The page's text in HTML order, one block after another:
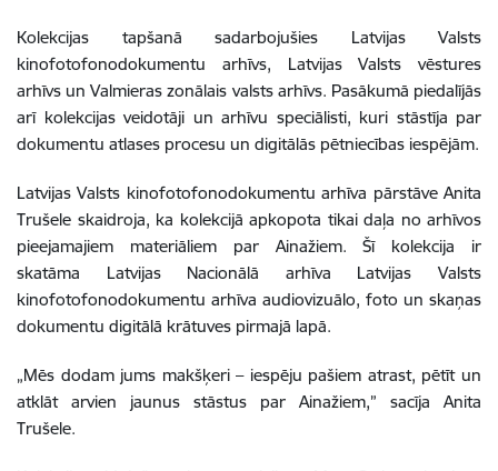
Kolekcijas tapšanā sadarbojušies Latvijas Valsts
kinofotofonodokumentu arhīvs, Latvijas Valsts vēstures
arhīvs un Valmieras zonālais valsts arhīvs. Pasākumā piedalījās
arī kolekcijas veidotāji un arhīvu speciālisti, kuri stāstīja par
dokumentu atlases procesu un digitālās pētniecības iespējām.
Latvijas Valsts kinofotofonodokumentu arhīva pārstāve Anita
Trušele skaidroja, ka kolekcijā apkopota tikai daļa no arhīvos
pieejamajiem materiāliem par Ainažiem. Šī kolekcija ir
skatāma Latvijas Nacionālā arhīva Latvijas Valsts
kinofotofonodokumentu arhīva audiovizuālo, foto un skaņas
dokumentu digitālā krātuves pirmajā lapā.
„Mēs dodam jums makšķeri – iespēju pašiem atrast, pētīt un
atklāt arvien jaunus stāstus par Ainažiem,” sacīja Anita
Trušele.